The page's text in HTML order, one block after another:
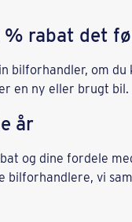
rabat det
bilforhandler, om du
en ny eller brugt bil.
år
og dine fordele
bilforhandlere, vi